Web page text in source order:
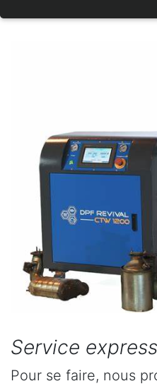
Service
Pour se faire, nous